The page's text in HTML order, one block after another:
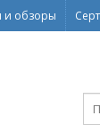
и обзоры